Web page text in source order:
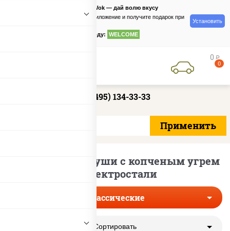
PizzaSushiWok — дай волю вкусу
Скачайте приложение и получите подарок при
по промокоду: WELCOME
Установить
0 руб
0
+7 (495) 134-33-33
Классические суши с копченым угрем
в Электростали
Классические
Сортировать